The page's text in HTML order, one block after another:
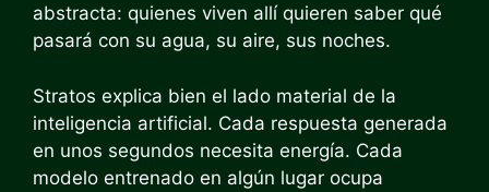
abstracta: quienes viven allí quieren saber qué
pasará con su agua, su aire, sus noches.
Stratos explica bien el lado material de la
inteligencia artificial. Cada respuesta generada
en unos segundos necesita energía. Cada
modelo entrenado en algún lugar ocupa